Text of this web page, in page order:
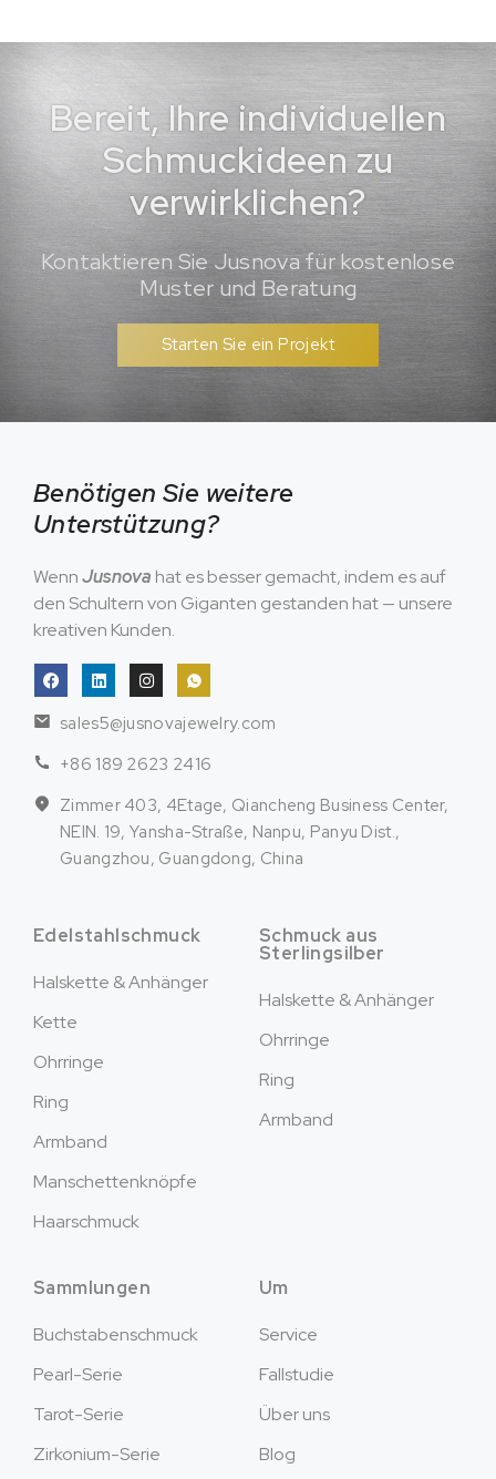
Bereit, Ihre individuellen
Schmuckideen zu
verwirklichen?
Kontaktieren Sie Jusnova für kostenlose
Muster und Beratung
Starten Sie ein Projekt
Benötigen Sie weitere
Unterstützung?
WennJusnova hat es besser gemacht, indem es auf
den Schultern von Giganten gestanden hat — unsere
kreativen Kunden.
sales5@jusnovajewelry.com
+86 189 2623 2416
Zimmer 403, 4Etage, Qiancheng Business Center,
NEIN. 19, Yansha-Straße, Nanpu, Panyu Dist.,
Guangzhou, Guangdong, China
Edelstahlschmuck
Halskette & Anhänger
Kette
Ohrringe
Ring
Armband
Manschettenknöpfe
Haarschmuck
Schmuck aus
Sterlingsilber
Halskette & Anhänger
Ohrringe
Ring
Armband
Sammlungen
Buchstabenschmuck
Pearl-Serie
Tarot-Serie
Zirkonium-Serie
Um
Service
Fallstudie
Über uns
Blog